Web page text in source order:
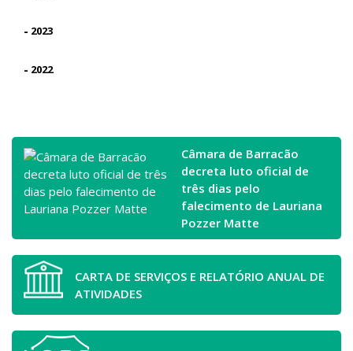
- 2023
- 2022
Câmara de Barracão
decreta luto oficial de
três dias pelo
falecimento de Lauriana
Pozzer Matte
CARTA DE SERVIÇOS E RELATÓRIO ANUAL DE
ATIVIDADES